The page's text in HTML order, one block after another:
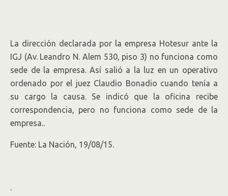
La dirección declarada por la empresa Hotesur ante la
IGJ (Av. Leandro N. Alem 530, piso 3) no funciona como
sede de la empresa. Así salió a la luz en un operativo
ordenado por el juez Claudio Bonadio cuando tenía a
su cargo la causa. Se indicó que la oficina recibe
correspondencia, pero no funciona como sede de la
empresa..
Fuente: La Nación, 19/08/15.
.